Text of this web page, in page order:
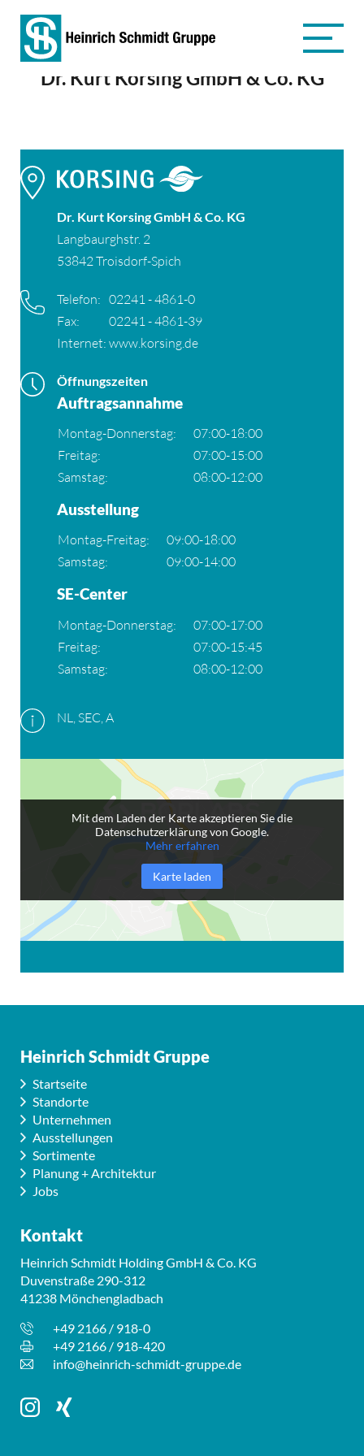
Dr. Kurt Korsing GmbH & Co. KG
Dr. Kurt Korsing GmbH & Co. KG
Langbaurghstr. 2
53842 Troisdorf-Spich
Telefon: 02241 - 4861-0
Fax:
02241 - 4861-39
Internet: www.korsing.de
Öffnungszeiten
Auftragsannahme
Montag-Donnerstag:
07:00-18:00
Freitag:
07:00-15:00
Samstag:
08:00-12:00
Ausstellung
Montag-Freitag:
09:00-18:00
Samstag:
09:00-14:00
SE-Center
Montag-Donnerstag:
07:00-17:00
Freitag:
07:00-15:45
Samstag:
08:00-12:00
NL, SEC, A
Mit dem Laden der Karte akzeptieren Sie die
Datenschutzerklärung von Google.
Mehr erfahren
Karte laden
Heinrich Schmidt Gruppe
Startseite
Standorte
Unternehmen
Ausstellungen
Sortimente
Planung + Architektur
Jobs
Kontakt
Heinrich Schmidt Holding GmbH & Co. KG
Duvenstraße 290-312
41238 Mönchengladbach
+49 2166 / 918-0
+49 2166 / 918-420
info@heinrich-schmidt-gruppe.de